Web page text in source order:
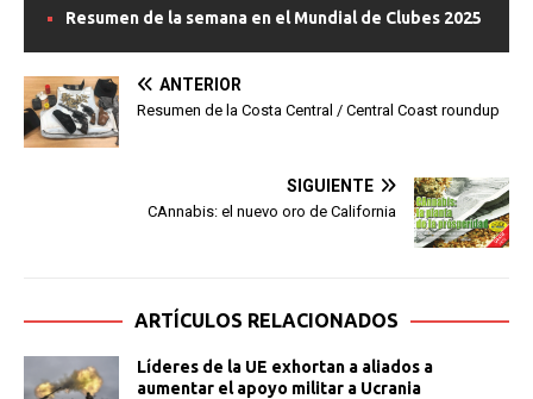
Resumen de la semana en el Mundial de Clubes 2025
ANTERIOR
Resumen de la Costa Central / Central Coast roundup
SIGUIENTE
CAnnabis: el nuevo oro de California
ARTÍCULOS RELACIONADOS
Líderes de la UE exhortan a aliados a
aumentar el apoyo militar a Ucrania